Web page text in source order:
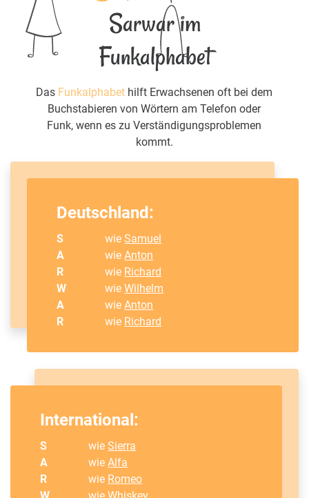
Sarwar im
Funkalphabet
Das Funkalphabet hilft Erwachsenen oft bei dem
Buchstabieren von Wörtern am Telefon oder
Funk, wenn es zu Verständigungsproblemen
kommt.
Deutschland:
S wieSamuel
A
wieAnton
R
wie Richard
W
wieWilhelm
A
wieAnton
R
wie Richard
International:
S wieSierra
A
wieAlfa
R
wie Romeo